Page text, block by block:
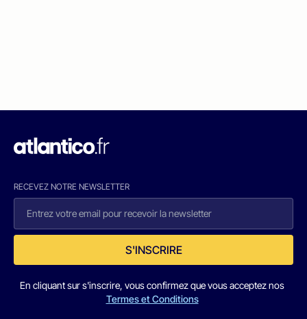
RECEVEZ NOTRE NEWSLETTER
S'INSCRIRE
En cliquant sur s'inscrire, vous confirmez que vous acceptez nos
Termes et Conditions